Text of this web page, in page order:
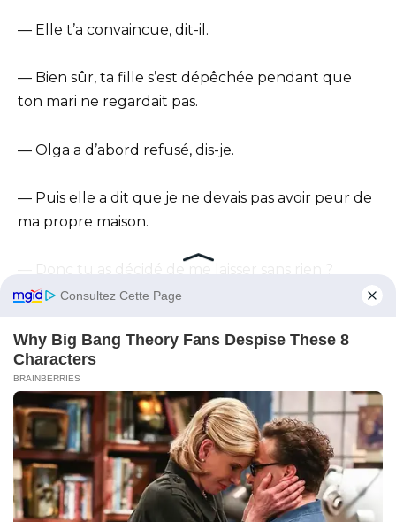
— Elle t’a convaincue, dit-il.
— Bien sûr, ta fille s’est dépêchée pendant que
ton mari ne regardait pas.
— Olga a d’abord refusé, dis-je.
— Puis elle a dit que je ne devais pas avoir peur de
ma propre maison.
— Donc tu as décidé de me laisser sans rien ?
demanda-t-il.
— Après toutes ces années ?
— Tu es venu toi-même annoncer que tu partais
chez Marina, répondis-je.
— Moi, j’ai seulement retiré l’appartement de tes
plans à l’avance.